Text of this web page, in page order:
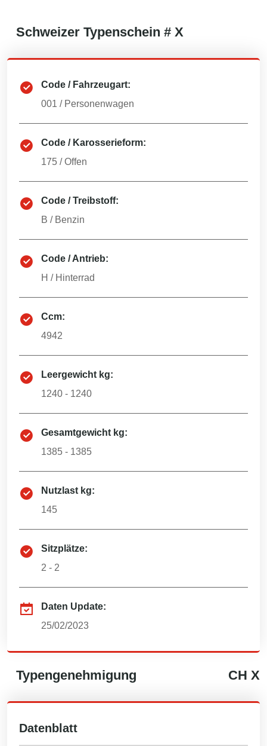
Schweizer Typenschein # X
Code / Fahrzeugart:
001 / Personenwagen
Code / Karosserieform:
175 /Offen
Code / Treibstoff:
B / Benzin
Code / Antrieb:
H / Hinterrad
Ccm:
4942
Leergewicht kg:
1240 - 1240
Gesamtgewicht kg:
1385 - 1385
Nutzlast kg:
145
Sitzplätze:
2 - 2
Daten Update:
25/02/2023
Typengenehmigung CH X
Datenblatt